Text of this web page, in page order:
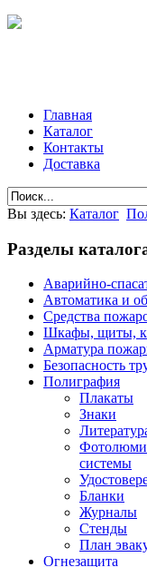
Главная
Каталог
Контакты
Доставка
Вы здесь: Каталог
Разделы
Аварийно-
Автоматика и
Средства
Шкафы, щиты,
Арматура
Безопасность
Полиграфия
Плакаты
Знаки
системы
Бланки
Журналы
Стенды
План
Огнезащита